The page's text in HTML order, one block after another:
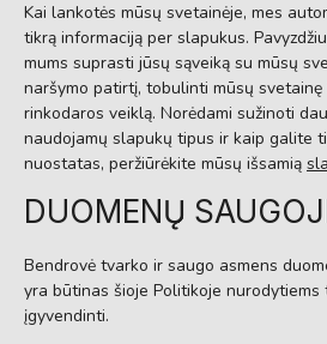
Kai lankotės mūsų svetainėje, mes
tikrą informaciją per slapukus.
mums suprasti jūsų sąveiką su mūsų
naršymo patirtį, tobulinti mūsų
rinkodaros veiklą. Norėdami sužinoti
naudojamų slapukų tipus ir kaip galite
nuostatas, peržiūrėkite mūsų išsamią
DUOMENŲ
Bendrovė tvarko ir saugo asmens
yra būtinas šioje Politikoje nurodytiems
įgyvendinti.